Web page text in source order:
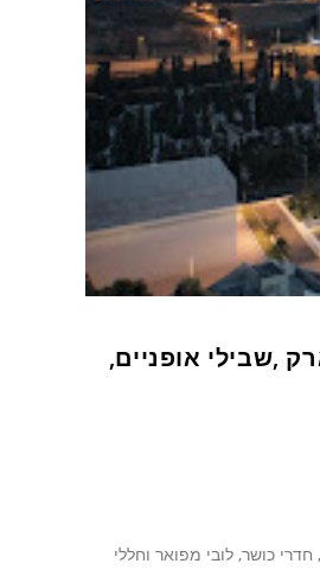
פארק ,שבילי אופניים,
חדרי כושר, לובי מפואר וחללי